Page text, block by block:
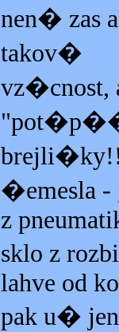
nen� zas
takov�
vz�cnost,
�emesla -
z
sklo z
lahve od
pak u� jen